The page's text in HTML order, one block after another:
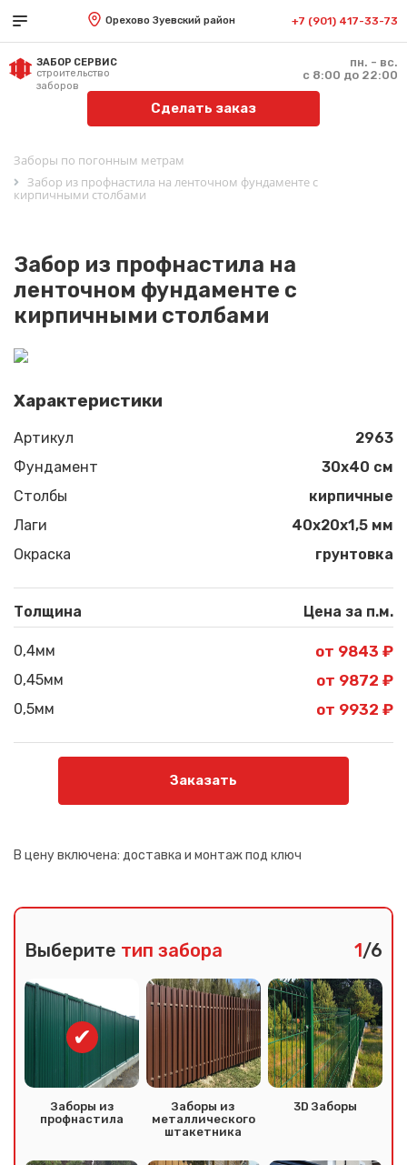
Орехово Зуевский район +7 (901) 417-33-73
ЗАБОР СЕРВИС
строительство
заборов
пн. - вс.
с 8:00 до 22:00
Сделать заказ
Заборы по погонным метрам
Забор из профнастила на ленточном фундаменте с
кирпичными столбами
Забор из профнастила на
ленточном фундаменте с
кирпичными столбами
Характеристики
Артикул
2963
Фундамент
30x40 см
Столбы
кирпичные
Лаги
40х20х1,5 мм
Окраска
грунтовка
Толщина Цена за п.м.
0,4мм от 9843 ₽
0,45мм от 9872 ₽
0,5мм от 9932 ₽
Заказать
В цену включена: доставка и монтаж под ключ
Выберите тип забора 1/6
Заборы из
профнастила
Заборы из
металлического
штакетника
3D Заборы